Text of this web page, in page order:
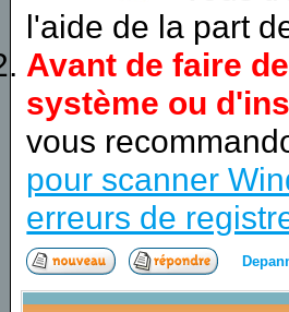
l'aide de la part
Avant de faire
système ou
vous
pour scanner
erreurs de